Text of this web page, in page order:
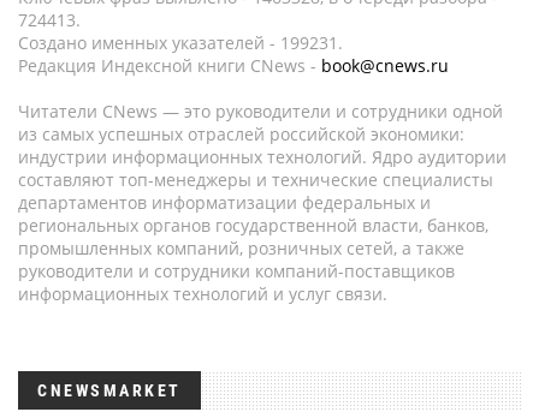
724413.
Создано именных указателей - 199231.
Редакция Индексной книги CNews - book@cnews.ru
Читатели CNews — это руководители и сотрудники одной
из самых успешных отраслей российской экономики:
индустрии информационных технологий. Ядро аудитории
составляют топ-менеджеры и технические специалисты
департаментов информатизации федеральных и
региональных органов государственной власти, банков,
промышленных компаний, розничных сетей, а также
руководители и сотрудники компаний-поставщиков
информационных технологий и услуг связи.
CNEWSMARKET